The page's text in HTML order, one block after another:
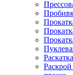
Раскатка